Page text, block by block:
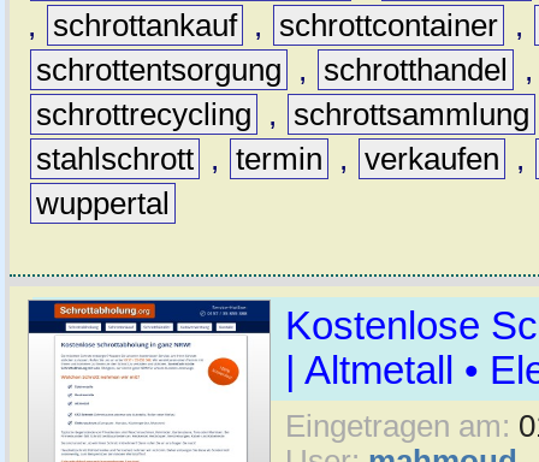
,
schrottankauf , schrottcontainer ,
schrottentsorgung
, schrotthandel
schrottrecycling
, schrottsammlung
stahlschrott , termin , verkaufen
,
wuppertal
Kostenlose
| Altmetall •
Eingetragen am: